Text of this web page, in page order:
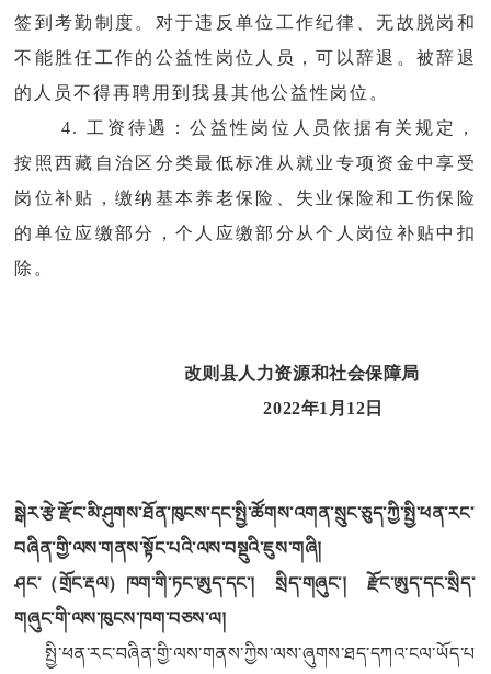
签到考勤制度。对于违反单位工作纪律、无故脱岗和
不能胜任工作的公益性岗位人员，可以辞退。被辞退
的人员不得再聘用到我县其他公益性岗位。
4. 工资待遇：公益性岗位人员依据有关规定，
按照西藏自治区分类最低标准从就业专项资金中享受
岗位补贴，缴纳基本养老保险、失业保险和工伤保险
的单位应缴部分，个人应缴部分从个人岗位补贴中扣
除。
改则县人力资源和社会保障局
2022年1月12日
སྒེར་རྩེ་རྫོང་མི་ཤུགས་ཐོན་ཁུངས་དང་སྤྱི་ཚོགས་འགན་སྲུང་ཅུད་ཀྱི་སྤྱི་ཕན་རང་
བཞིན་གྱི་ལས་གནས་སྟོང་པའི་ལས་བསྡུའི་ཇུས་གཞི།
ཤང་（གྲོང་རྡལ）ཁག་གི་ཏང་ཨུད་དང་། སྲིད་གཞུང་། རྫོང་ཨུད་དང་སྲིད་
གཞུང་གི་ལས་ཁུངས་ཁག་བཅས་ལ།
སྤྱི་ཕན་རང་བཞིན་གྱི་ལས་གནས་ཀྱིས་ལས་ཞུགས་ཐད་དཀའ་ངལ་ཡོད་པ